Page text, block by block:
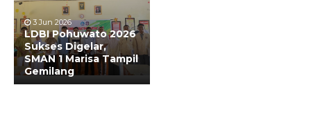
3 Jun 2026
LDBI Pohuwato 2026
Sukses Digelar,
SMAN 1 Marisa Tampil
Gemilang